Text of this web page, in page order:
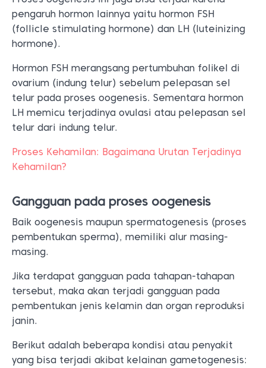
pengaruh hormon lainnya yaitu hormon FSH
(follicle stimulating hormone) dan LH (luteinizing
hormone).
Hormon FSH merangsang pertumbuhan folikel di
ovarium (indung telur) sebelum pelepasan sel
telur pada proses oogenesis. Sementara hormon
LH memicu terjadinya ovulasi atau pelepasan sel
telur dari indung telur.
Proses Kehamilan: Bagaimana Urutan Terjadinya
Kehamilan?
Gangguan pada proses oogenesis
Baik oogenesis maupun spermatogenesis (proses
pembentukan sperma), memiliki alur masing-
masing.
Jika terdapat gangguan pada tahapan-tahapan
tersebut, maka akan terjadi gangguan pada
pembentukan jenis kelamin dan organ reproduksi
janin.
Berikut adalah beberapa kondisi atau penyakit
yang bisa terjadi akibat kelainan gametogenesis: